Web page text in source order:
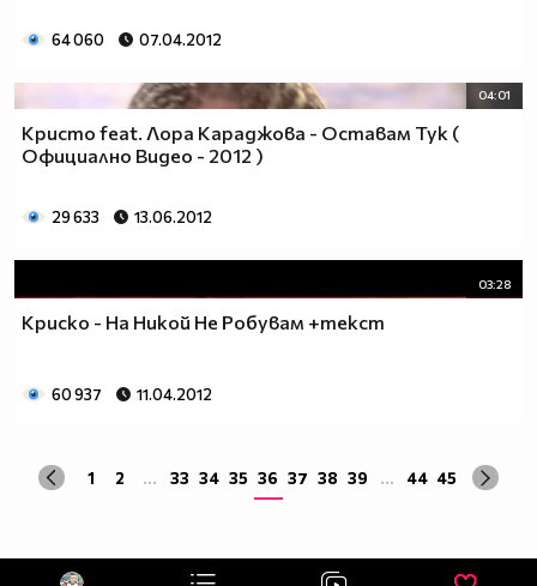
64 060 07.04.2012
04:01
Кристо feat. Лора Караджова - Оставам Тук (
Официално Видео - 2012 )
29 633 13.06.2012
03:28
Криско - На Никой Не Робувам +текст
60 937 11.04.2012
1 2 ... 33 34 35 36 37 38 39 ... 44 45